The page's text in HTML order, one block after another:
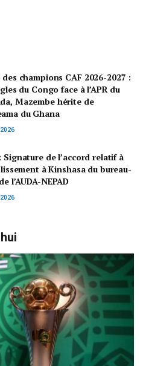
champions CAF 2026-2027 :
du Congo face à l’APR du
Mazembe hérite de
du Ghana
2026
Signature de l’accord relatif à
à Kinshasa du bureau-
l’AUDA-NEPAD
2026